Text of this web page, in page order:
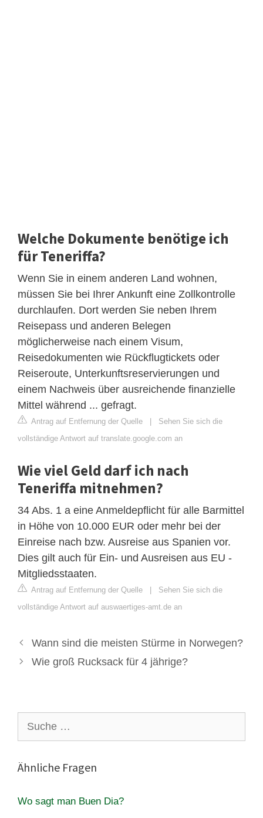
Welche Dokumente benötige ich
für Teneriffa?
Wenn Sie in einem anderen Land wohnen,
müssen Sie bei Ihrer Ankunft eine Zollkontrolle
durchlaufen. Dort werden Sie neben Ihrem
Reisepass und anderen Belegen
möglicherweise nach einem Visum,
Reisedokumenten wie Rückflugtickets oder
Reiseroute, Unterkunftsreservierungen und
einem Nachweis über ausreichende finanzielle
Mittel während ... gefragt.
Antrag auf Entfernung der Quelle | Sehen Sie sich die
vollständige Antwort auf translate.google.com an
Wie viel Geld darf ich nach
Teneriffa mitnehmen?
34 Abs. 1 a eine Anmeldepflicht für alle Barmittel
in Höhe von 10.000 EUR oder mehr bei der
Einreise nach bzw. Ausreise aus Spanien vor.
Dies gilt auch für Ein- und Ausreisen aus EU -
Mitgliedsstaaten.
Antrag auf Entfernung der Quelle | Sehen Sie sich die
vollständige Antwort auf auswaertiges-amt.de an
Wann sind die meisten Stürme in Norwegen?
Wie groß Rucksack für 4 jährige?
nach:
Ähnliche Fragen
Wo sagt man Buen Dia?